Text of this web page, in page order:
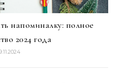
напоминалку: полное
2024 года